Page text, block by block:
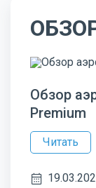
Обзор
Premium
Читать